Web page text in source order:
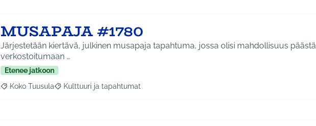
MUSAPAJA #1780
Järjestetään kiertävä, julkinen musapaja tapahtuma, jossa olisi mahdollisuus päästä
verkostoitumaan …
Etenee jatkoon
Rajaa tulokset aihepiirin mukaan: Koko Tuusula
Koko Tuusula Rajaa tulokset teeman mukaan: Kulttuuri ja tapahtumat
Kulttuuri ja tapahtumat